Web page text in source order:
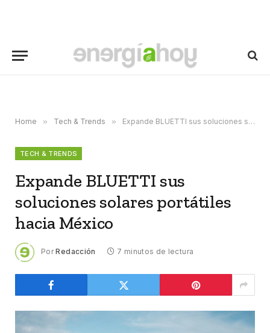
Home » Tech & Trends » Expande BLUETTI sus soluciones solares portátiles hacia México
TECH & TRENDS
Expande BLUETTI sus
soluciones solares portátiles
hacia México
Por Redacción 7 minutos de lectura